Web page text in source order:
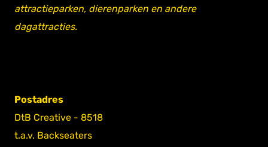
attractieparken, dierenparken en andere
dagattracties.
Postadres
DtB Creative - 8518
t.a.v. Backseaters